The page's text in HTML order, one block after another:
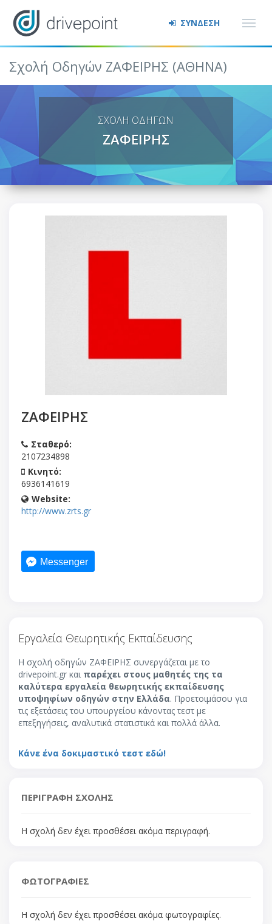
ΣΥΝΔΕΣΗ
Σχολή Οδηγών ΖΑΦΕΙΡΗΣ (ΑΘΗΝΑ)
ΣΧΟΛΗ ΟΔΗΓΩΝ
ΖΑΦΕΙΡΗΣ
ΖΑΦΕΙΡΗΣ
Σταθερό:
2107234898
Κινητό:
6936141619
Website:
http://www.zrts.gr
Messenger
Εργαλεία Θεωρητικής Εκπαίδευσης
Η σχολή οδηγών ΖΑΦΕΙΡΗΣ συνεργάζεται με το
drivepoint.gr και παρέχει στους μαθητές της τα
καλύτερα εργαλεία θεωρητικής εκπαίδευσης
υποψηφίων οδηγών στην Ελλάδα. Προετοιμάσου για
τις εξετάσεις του υπουργείου κάνοντας τεστ με
επεξηγήσεις, αναλυτικά στατιστικά και πολλά άλλα.
Κάνε ένα δοκιμαστικό τεστ εδώ!
ΠΕΡΙΓΡΑΦΗ ΣΧΟΛΗΣ
Η σχολή δεν έχει προσθέσει ακόμα περιγραφή.
ΦΩΤΟΓΡΑΦΙΕΣ
Η σχολή δεν έχει προσθέσει ακόμα φωτογραφίες.